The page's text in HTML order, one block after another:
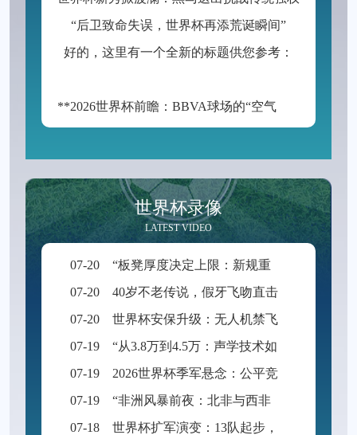
“后卫致命失误，世界杯再添荒诞瞬间”
好的，这里有一个全新的标题供您参考：
**2026世界杯前瞻：BBVA球场的“空气动力学”——538米海拔如何改写足球的抛物线**
世界杯录像
LATEST VIDEO
07-20
“板凳厚度决定上限：新规重塑世界杯积分格局”
07-20
40岁不老传说，假牙飞吻直击破门一刻
07-20
世界杯安保升级：无人机禁飞范围扩展至周边2公里
07-19
“从3.8万到4.5万：声学技术如何重塑BMO Field的世界杯级声场体验”
07-19
2026世界杯季军悬念：公平竞赛分或成最终胜负手
07-19
“非洲风暴前夜：北非与西非九强争锋，世界杯入场券暗战升级”
07-18
世界杯扩军演变：13队起步，48队启航